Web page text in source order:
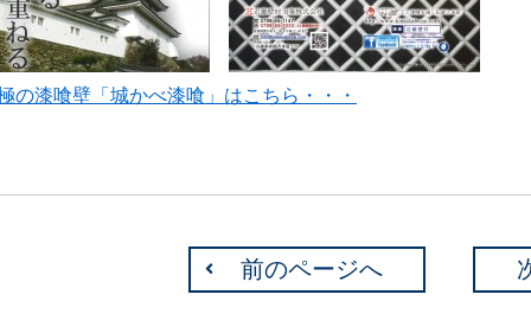
の漆喰壁「城かべ漆喰」はこちら・・・
前のページへ